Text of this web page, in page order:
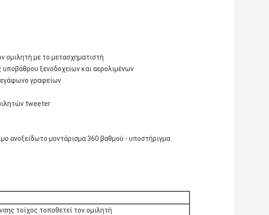
ομιλητή με το μετασχηματιστή
υποβάθρου ξενοδοχείων και αερολιμένων
γραφείων
tweeter
ανοξείδωτο μοντάρισμα 360 βαθμού - υποστήριγμα
τοίχος τοποθετεί τον ομιλητή